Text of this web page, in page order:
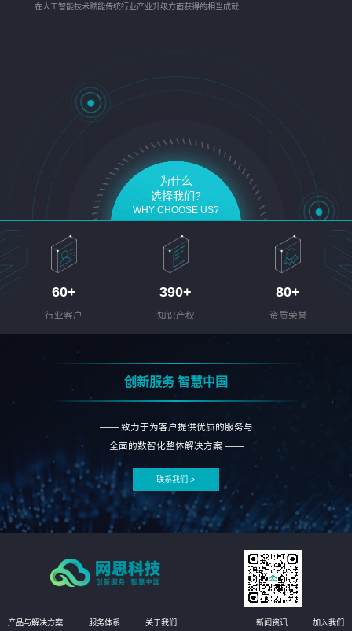
在人工智能技术赋能传统行业产业升级方面获得的相当成就
为什么
选择我们?
WHY CHOOSE US?
60+
行业客户
390+
知识产权
80+
资质荣誉
创新服务 智慧中国
—— 致力于为客户提供优质的服务与
全面的数智化整体解决方案 ——
联系我们 >
产品与解决方案 服务体系 关于我们 新闻资讯 加入我们